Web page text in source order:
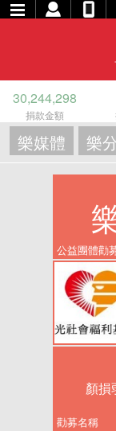
30,244,298
捐款金額
樂媒體 樂
公益團體勸
顏損
勸募名稱